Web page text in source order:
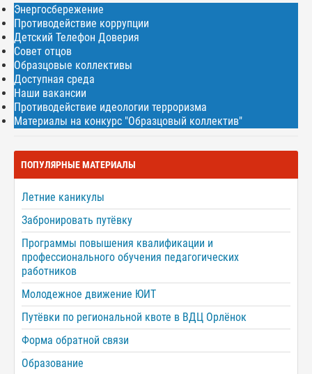
Энергосбережение
Противодействие коррупции
Детский Телефон Доверия
Совет отцов
Образцовые коллективы
Доступная среда
Наши вакансии
Противодействие идеологии терроризма
Материалы на конкурс "Образцовый коллектив"
ПОПУЛЯРНЫЕ МАТЕРИАЛЫ
Летние каникулы
Забронировать путёвку
Программы повышения квалификации и
профессионального обучения педагогических
работников
Молодежное движение ЮИТ
Путёвки по региональной квоте в ВДЦ Орлёнок
Форма обратной связи
Образование